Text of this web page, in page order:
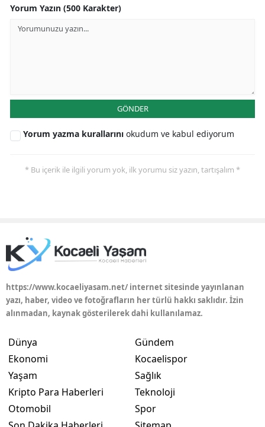
Yorum Yazın (500 Karakter)
GÖNDER
Yorum yazma kurallarını okudum ve kabul ediyorum
* Bu içerik ile ilgili yorum yok, ilk yorumu siz yazın, tartışalım *
https://www.kocaeliyasam.net/ internet sitesinde yayınlanan
yazı, haber, video ve fotoğrafların her türlü hakkı saklıdır. İzin
alınmadan, kaynak gösterilerek dahi kullanılamaz.
Dünya
Ekonomi
Yaşam
Kripto Para Haberleri
Otomobil
Gündem
Kocaelispor
Sağlık
Teknoloji
Spor